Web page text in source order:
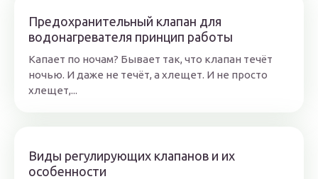
Предохранительный клапан для
водонагревателя принцип работы
Капает по ночам? Бывает так, что клапан течёт
ночью. И даже не течёт, а хлещет. И не просто
хлещет,...
Виды регулирующих клапанов и их
особенности